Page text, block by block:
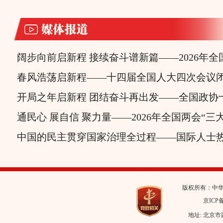
阔步向前启新程 接续奋斗谱新篇——2026年全
春风浩荡启新程——十四届全国人大四次会议
开局之年启新程 团结奋斗再出发——全国政协
通民心 展自信 聚力量——2026年全国两会“三
中国的民主贯穿国家治理全过程——国际人士
版权所有：中
京ICP
地址: 北京市